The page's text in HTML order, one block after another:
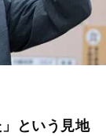
という見地